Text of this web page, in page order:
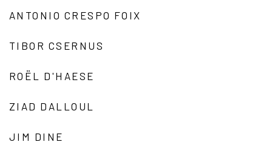
ANTONIO CRESPO FOIX
TIBOR CSERNUS
ROËL D'HAESE
ZIAD DALLOUL
JIM DINE